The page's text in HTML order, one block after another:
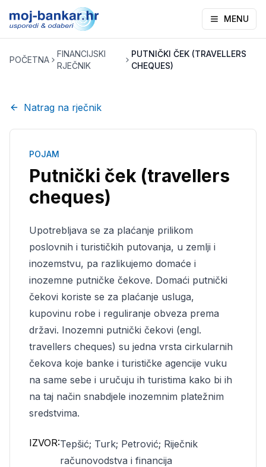
MENU
POČETNA
FINANCIJSKI
RJEČNIK
PUTNIČKI ČEK (TRAVELLERS
CHEQUES)
Natrag na rječnik
POJAM
Putnički ček (travellers
cheques)
Upotrebljava se za plaćanje prilikom
poslovnih i turističkih putovanja, u zemlji i
inozemstvu, pa razlikujemo domaće i
inozemne putničke čekove. Domaći putnički
čekovi koriste se za plaćanje usluga,
kupovinu robe i reguliranje obveza prema
državi. Inozemni putnički čekovi (engl.
travellers cheques) su jedna vrsta cirkularnih
čekova koje banke i turističke agencije vuku
na same sebe i uručuju ih turistima kako bi ih
na taj način snabdjele inozemnim platežnim
sredstvima.
IZVOR:Tepšić; Turk; Petrović; Riječnik
računovodstva i financija